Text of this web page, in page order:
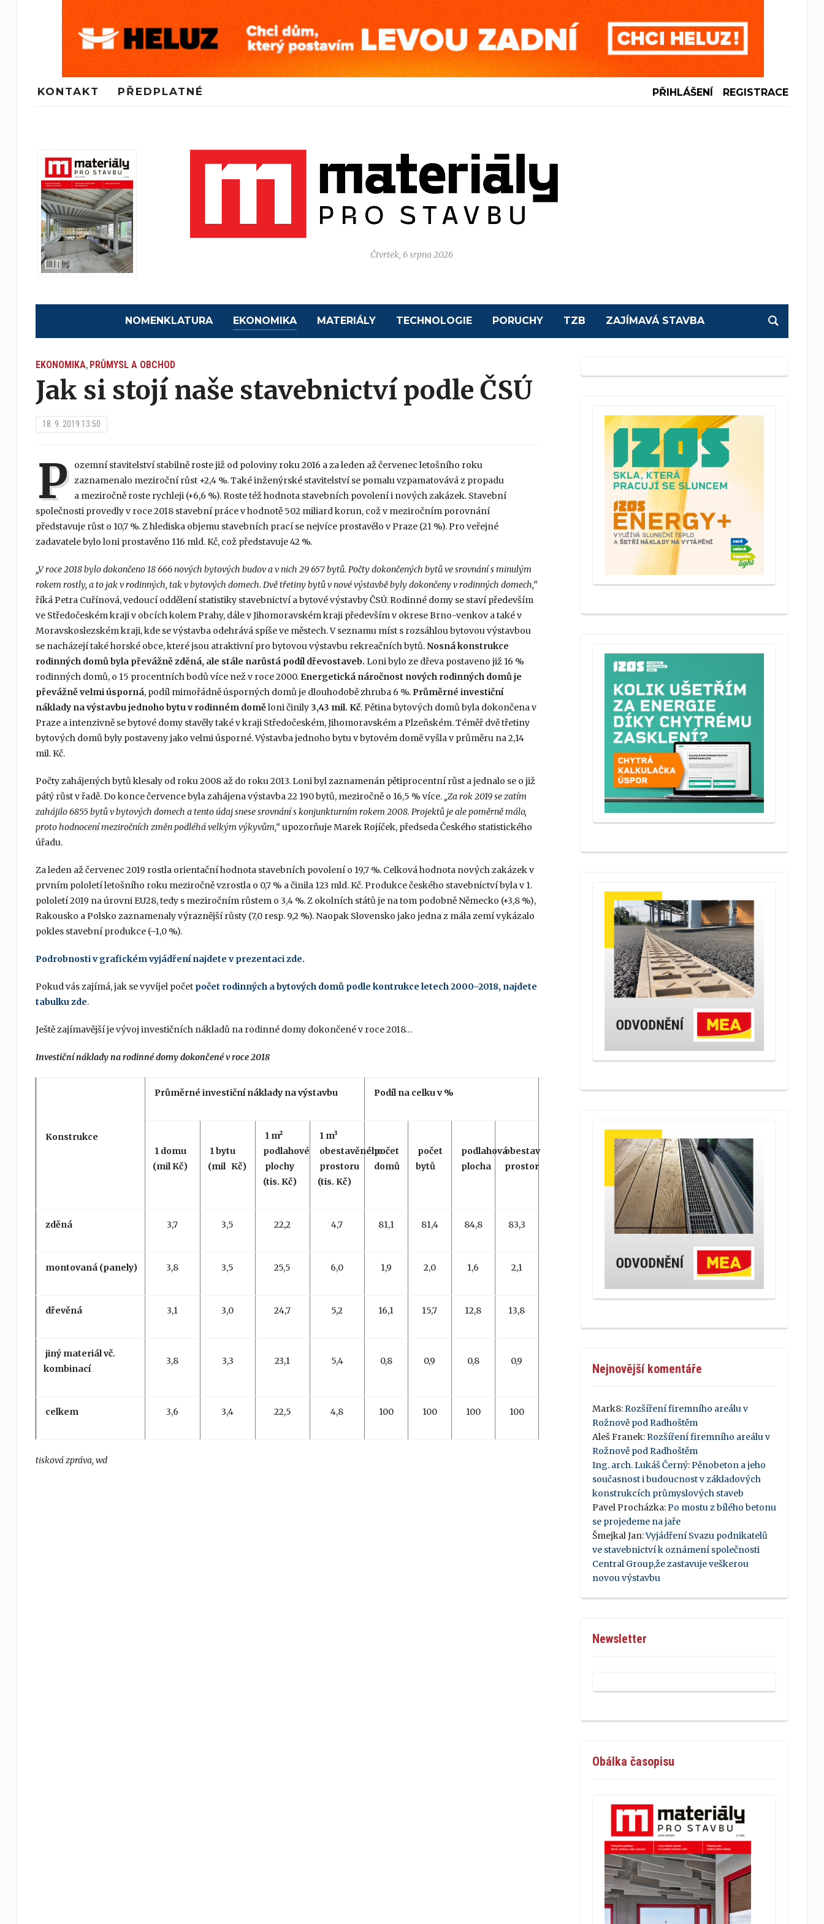
KONTAKT PŘEDPLATNÉ PŘIHLÁŠENÍ REGISTRACE
Čtvrtek, 6 srpna 2026
NOMENKLATURA EKONOMIKA MATERIÁLY TECHNOLOGIE PORUCHY TZB ZAJÍMAVÁ STAVBA
EKONOMIKA, PRŮMYSL A OBCHOD
Jak si stojí naše stavebnictví podle ČSÚ
18. 9. 2019 13:50
P
ozemní stavitelství stabilně roste již od poloviny roku 2016 a za leden až červenec letošního roku
zaznamenalo meziroční růst +2,4 %. Také inženýrské stavitelství se pomalu vzpamatovává z propadu
a meziročně roste rychleji (+6,6 %). Roste též hodnota stavebních povolení i nových zakázek. Stavební
společnosti provedly v roce 2018 stavební práce v hodnotě 502 miliard korun, což v meziročním porovnání
představuje růst o 10,7 %. Z hlediska objemu stavebních prací se nejvíce prostavělo v Praze (21 %). Pro veřejné
zadavatele bylo loni prostavěno 116 mld. Kč, což představuje 42 %.
„V roce 2018 bylo dokončeno 18 666 nových bytových budov a v nich 29 657 bytů. Počty dokončených bytů ve srovnání s minulým
rokem rostly, a to jak v rodinných, tak v bytových domech. Dvě třetiny bytů v nové výstavbě byly dokončeny v rodinných domech,“
říká Petra Cuřínová, vedoucí oddělení statistiky stavebnictví a bytové výstavby ČSÚ. Rodinné domy se staví především
ve Středočeském kraji v obcích kolem Prahy, dále v Jihomoravském kraji především v okrese Brno-venkov a také v
Moravskoslezském kraji, kde se výstavba odehrává spíše ve městech. V seznamu míst s rozsáhlou bytovou výstavbou
se nacházejí také horské obce, které jsou atraktivní pro bytovou výstavbu rekreačních bytů.Nosná konstrukce
rodinných domů byla převážně zděná, ale stále narůstá podíl dřevostaveb. Loni bylo ze dřeva postaveno již 16 %
rodinných domů, o 15 procentních bodů více než v roce 2000. Energetická náročnost nových rodinných domů je
převážně velmi úsporná, podíl mimořádně úsporných domů je dlouhodobě zhruba 6 %. Průměrné investiční
náklady na výstavbu jednoho bytuv rodinném doměloni činily 3,43 mil. Kč. Pětina bytových domů byla dokončena v
Praze a intenzivně se bytové domy stavěly také v kraji Středočeském, Jihomoravském a Plzeňském. Téměř dvě třetiny
bytových domů byly postaveny jako velmi úsporné. Výstavba jednoho bytu v bytovém domě vyšla v průměru na 2,14
mil. Kč.
Počty zahájených bytů klesaly od roku 2008 až do roku 2013. Loni byl zaznamenán pětiprocentní růst a jednalo se o již
pátý růst v řadě. Do konce července byla zahájena výstavba 22 190 bytů, meziročně o 16,5 % více. „Za rok 2019 se zatím
zahájilo 6855 bytů v bytových domech a tento údaj snese srovnání s konjunkturním rokem 2008. Projektů je ale poměrně málo,
proto hodnocení meziročních změn podléhá velkým výkyvům,“ upozorňuje Marek Rojíček, předseda Českého statistického
úřadu.
Za leden až červenec 2019 rostla orientační hodnota stavebních povolení o 19,7 %. Celková hodnota nových zakázek v
prvním pololetí letošního roku meziročně vzrostla o 0,7 % a činila 123 mld. Kč. Produkce českého stavebnictví byla v 1.
pololetí 2019 na úrovni EU28, tedy s meziročním růstem o 3,4 %. Z okolních států je na tom podobně Německo (+3,8 %),
Rakousko a Polsko zaznamenaly výraznější růsty (7,0 resp. 9,2 %). Naopak Slovensko jako jedna z mála zemí vykázalo
pokles stavební produkce (–1,0 %).
Podrobnosti v grafickém vyjádření najdete v prezentaci zde.
Pokud vás zajímá, jak se vyvíjel počet počet rodinných a bytových domů podle kontrukce letech 2000–2018, najdete
tabulku zde.
Ještě zajímavější je vývoj investičních nákladů na rodinné domy dokončené v roce 2018…
Investiční náklady na rodinné domy dokončené v roce 2018
Konstrukce
Průměrné investiční náklady na výstavbu Podíl na celku v % Průměr na dům
1 domu
(mil Kč)
1 bytu
(mil Kč)
1 m²
podlahové
plochy
(tis. Kč)
1 m³
obestavěného
prostoru
(tis. Kč)
počet
domů
počet
bytů
podlahová
plocha
obestavěný
prostor
obestavěný
prostor
zděná 3,7 3,5 22,2 4,7 81,1 81,4 84,8 83,3 778
montovaná (panely) 3,8 3,5 25,5 6,0 1,9 2,0 1,6 2,1 636
dřevěná 3,1 3,0 24,7 5,2 16,1 15,7 12,8 13,8
jiný materiál vč.
kombinací
3,8 3,3 23,1 5,4 0,8 0,9 0,8 0,9
celkem 3,6 3,4 22,5 4,8 100 100 100 100 745
tisková zpráva, wd
Nejnovější komentáře
Mark8:Rozšíření firemního areálu v
Rožnově pod Radhoštěm
Aleš Franek:Rozšíření firemního areálu v
Rožnově pod Radhoštěm
Ing. arch. Lukáš Černý:Pěnobeton a jeho
současnost i budoucnost v základových
konstrukcích průmyslových staveb
Pavel Procházka:Po mostu z bílého betonu
se projedeme na jaře
Šmejkal Jan:Vyjádření Svazu podnikatelů
ve stavebnictví k oznámení společnosti
Central Group,že zastavuje veškerou
novou výstavbu
Newsletter
Obálka časopisu